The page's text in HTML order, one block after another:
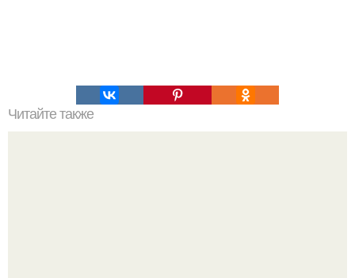
Читайте также